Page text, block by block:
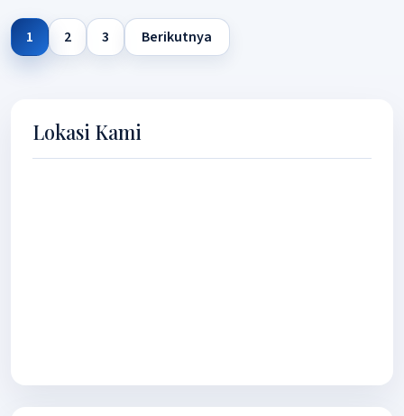
1 2 3 Berikutnya
Lokasi Kami